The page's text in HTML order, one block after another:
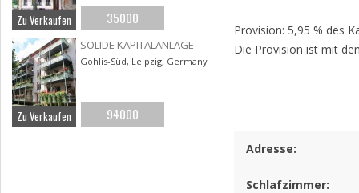
Provision: 5,95 % des
Die Provision ist mit
Adresse:
Schlafzimmer:
Zu Verkaufen 35000
SOLIDE KAPITALANLAGE
Gohlis-Süd, Leipzig, Germany
Zu Verkaufen 94000